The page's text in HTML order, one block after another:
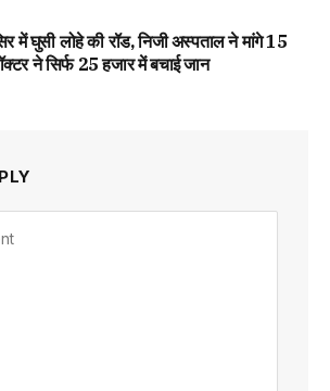
में घुसी लोहे की रॉड, निजी अस्पताल ने मांगे 15
ने सिर्फ 25 हजार में बचाई जान